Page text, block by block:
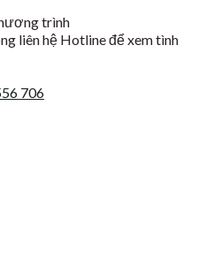
trình
liên hệ Hotline để xem tình
706